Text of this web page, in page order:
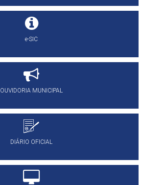
e-SIC
OUVIDORIA MUNICIPAL
DIÁRIO OFICIAL